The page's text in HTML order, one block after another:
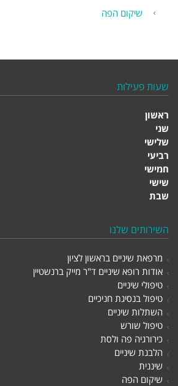
שיקום הפה
שעות פעילות
ראשון
שני
שלישי
רביעי
חמישי
שישי
שבת
השירותים שלנו
מרפאת שיניים בראשון לציון
אודות רופא שיניים ד"ר מייק ברנשטיין
טיפולי שיניים
טיפול בנסיגת חניכיים
השתלות שיניים
טיפול שורש
כירורגיה פה ולסת
הלבנת שיניים
שיננית
שיקום הפה